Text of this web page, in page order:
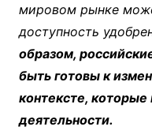
мировом рынке
доступность
образом,
быть готовы к
контексте, которые
деятельности.